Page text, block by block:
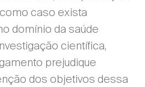
caso exista
domínio da saúde
científica,
prejudique
dos objetivos dessa